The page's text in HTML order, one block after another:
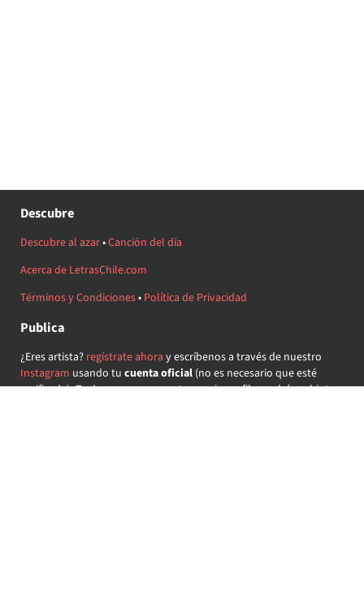
Descubre
Descubre al azar•Canción del día
Acerca de LetrasChile.com
Términos y Condiciones• Política de Privacidad
Publica
¿Eres artista? regístrate ahora y escríbenos a través de nuestro
Instagram usando tu cuenta oficial(no es necesario que esté
verificada) ¡Te daremos acceso a tu propio perfil y podrás subir tus